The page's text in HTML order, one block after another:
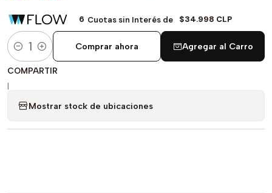
6 Cuotas sin Interés de $34.998 CLP
Cantidad
Agregar al Carro
Comprar ahora
COMPARTIR
|
Mostrar stock de ubicaciones